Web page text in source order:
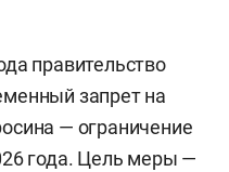
правительство
запрет на
— ограничение
года. Цель меры —